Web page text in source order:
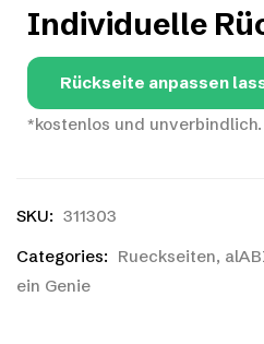
Individuelle
Rückseite anpassen
*kostenlos und unverbindlich.
SKU: 311303
Categories: Rueckseiten,
ein Genie